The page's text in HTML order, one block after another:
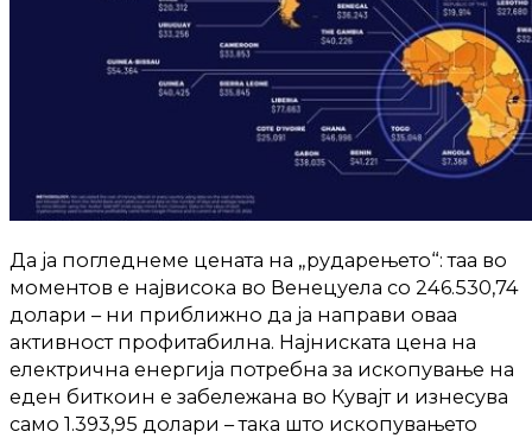
Да ја погледнеме цената на „рударењето“: таа во
моментов е највисока во Венецуела со 246.530,74
долари – ни приближно да ја направи оваа
активност профитабилна. Најниската цена на
електрична енергија потребна за ископување на
еден биткоин е забележана во Кувајт и изнесува
само 1.393,95 долари – така што ископувањето